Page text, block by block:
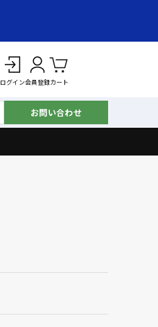
ログイン会員登録カート
お問い合わせ